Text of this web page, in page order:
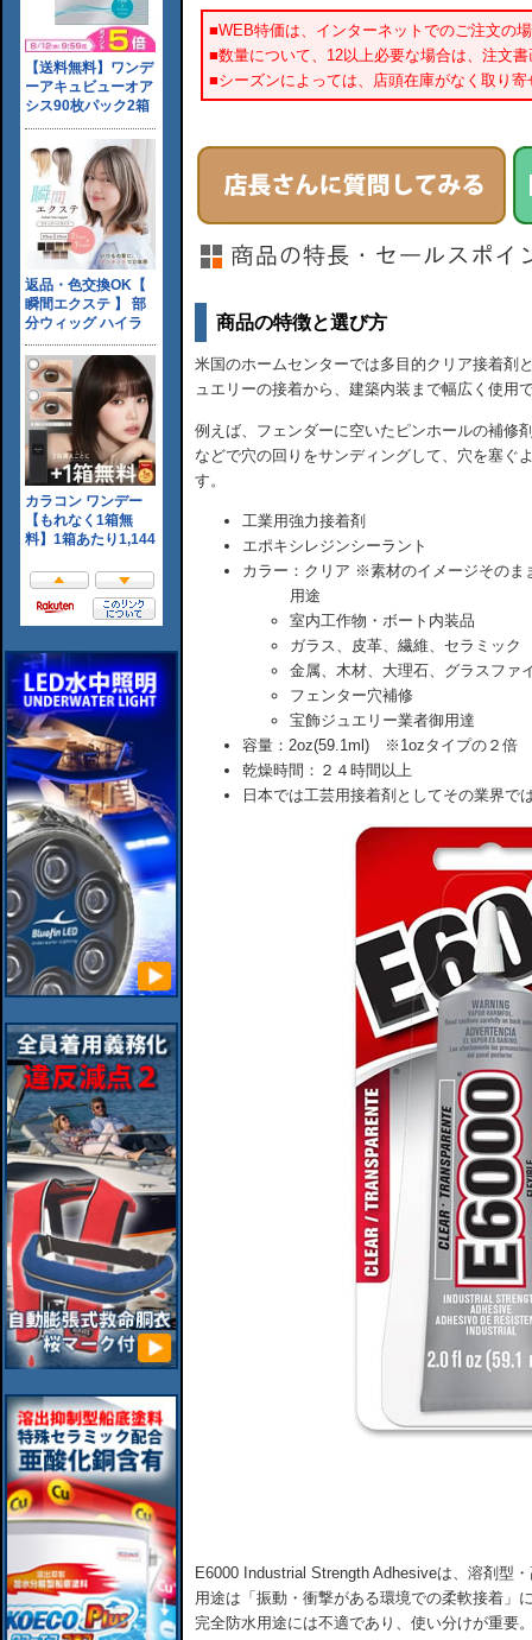
■WEB特価は、インターネットでのご注文の
■数量について、12以上必要な場合は、注文
■シーズンによっては、店頭在庫がなく取り
商品の特徴と選び方
米国のホームセンターでは多目的クリア接着剤
ュエリーの接着から、建築内装まで幅広く使用
例えば、フェンダーに空いたピンホールの補修
などで穴の回りをサンディングして、穴を塞ぐ
す。
工業用強力接着剤
エポキシレジンシーラント
カラー：クリア ※素材のイメージそのま
用途
室内工作物・ボート内装品
ガラス、皮革、繊維、セラミック
金属、木材、大理石、グラスファ
フェンター穴補修
宝飾ジュエリー業者御用達
容量：2oz(59.1ml) ※1ozタイプの２倍
乾燥時間：２４時間以上
日本では工芸用接着剤としてその業界で
E6000 Industrial Strength Adhesiveは、溶剤型
用途は「振動・衝撃がある環境での柔軟接着」
完全防水用途には不適であり、使い分けが重要